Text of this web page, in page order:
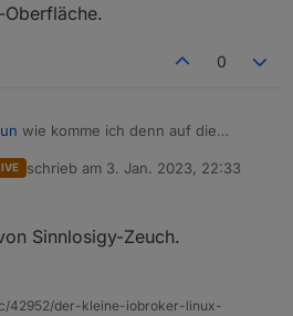
gelöscht wurde jedenfalls.0
wie komme ich denn auf die
nutzte ich nur die Web-
schrieb am 3. Jan. 2023, 22:33
zuletzt editiert von
Sinnlosigy-Zeuch.
42952/der-kleine-iobroker-linux-